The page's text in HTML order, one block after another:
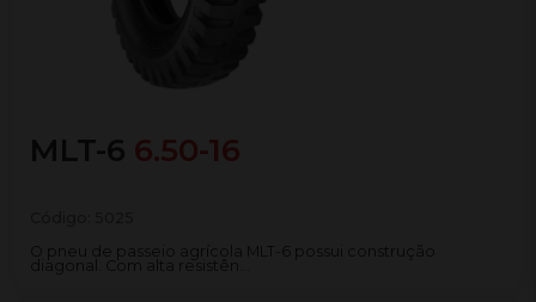
MLT-6 6.50-16
O pneu de passeio agrícola MLT-6 possui construção
diagonal. Com alta resistên...